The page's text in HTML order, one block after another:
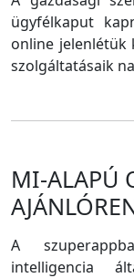
ügyfélkaput
online jelenlétük
szolgáltatásaik
MI-ALAPÚ
A
intelligencia